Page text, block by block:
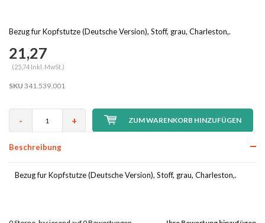
Bezug fur Kopfstutze (Deutsche Version), Stoff, grau, Charleston,.
21,27
(25,74 Inkl. MwSt.)
SKU 341.539.001
- + ZUM WARENKORB HINZUFÜGEN
Beschreibung
Bezug fur Kopfstutze (Deutsche Version), Stoff, grau, Charleston,.